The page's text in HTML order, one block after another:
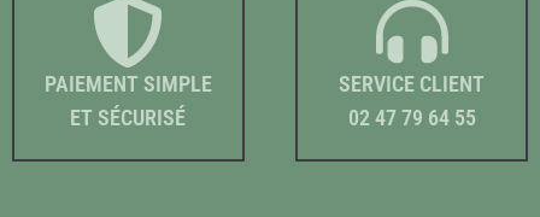
PAIEMENT SIMPLE
ET SÉCURISÉ
SERVICE CLIENT
02 47 79 64 55